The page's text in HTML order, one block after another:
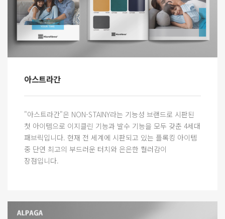
아스트라간
"아스트라간"은 NON-STAINY라는 기능성 브랜드로 시판된
첫 아이템으로 이지클린 기능과 발수 기능을 모두 갖춘 4세대
패브릭입니다. 현재 전 세계에 시판되고 있는 플록킹 아이템
중 단연 최고의 부드러운 터치와 은은한 컬러감이
장점입니다.